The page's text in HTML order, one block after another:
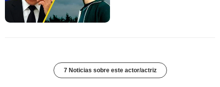
7 Noticias sobre este actor/actriz